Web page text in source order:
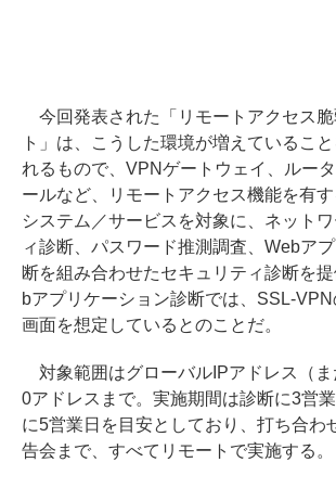
今回発表された「リモートアクセス
ト」は、こうした環境が増えているこ
れるもので、VPNゲートウェイ、ルー
ールなど、リモートアクセス機能を有
システム／サービスを対象に、ネット
ィ診断、パスワード推測調査、Webア
断を組み合わせたセキュリティ診断を
bアプリケーション診断では、SSL-
画面を想定しているとのことだ。
対象範囲はグローバルIPアドレス（ま
0アドレスまで。実施期間は診断に3営
に5営業日を目安としており、打ち合わ
告会まで、すべてリモートで実施する。